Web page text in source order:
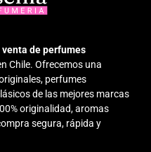
venta de perfumes
Chile. Ofrecemos una
perfumes
de las mejores marcas
originalidad, aromas
segura, rápida y